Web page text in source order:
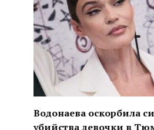
Водонаева оскорбила
убийства девочки в